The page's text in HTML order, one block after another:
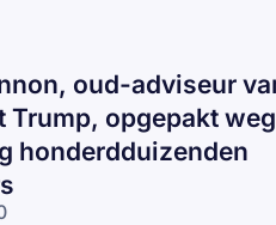
oud-adviseur
Trump, opgepakt
honderdduizenden